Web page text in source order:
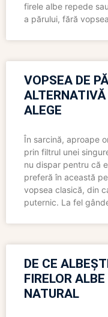
firele albe repede
a părului, fără
VOPSEA DE
ALEGE
În sarcină, aproape
prin filtrul unei
nu dispar pentru că
preferă în această
vopsea clasică, din
puternic. La fel
DE CE
FIRELOR
NATURAL